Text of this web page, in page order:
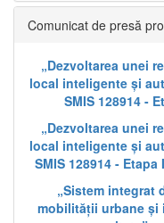
Comunicat de presă
„Dezvoltarea unei
local inteligente și
SMIS 128914 -
„Dezvoltarea unei
local inteligente și
SMIS 128914 -
„Sistem integrat
mobilității urbane și